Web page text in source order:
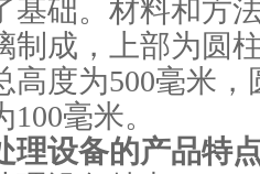
基础。材料和方
制成，上部为圆
高度为500毫米，
毫米。
设备的产品特点